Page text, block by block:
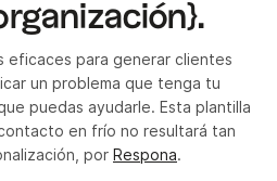
eficaces para generar clientes
un problema que tenga tu
puedas ayudarle. Esta plantilla
en frío no resultará tan
por Respona.